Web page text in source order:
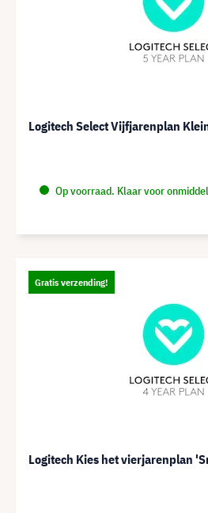
Logitech Select Vijfjarenplan
Op voorraad. Klaar voor
Gratis verzending!
Logitech Kies het vierjarenplan